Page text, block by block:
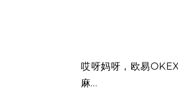
哎呀妈呀，欧易OKEXBeta版过期了，这可怎么办啊？别慌，小编这就来给你支招，让你轻松应对这个小
麻…